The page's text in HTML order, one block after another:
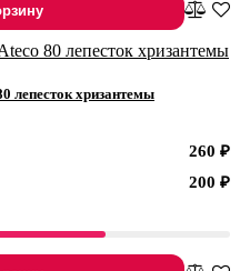
лепесток хризантемы
260 ₽
200 ₽